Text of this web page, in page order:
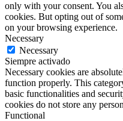
only with your consent. You
cookies. But opting out of
on your browsing experience.
Necessary
Necessary
Siempre activado
Necessary cookies are
function properly. This
basic functionalities and
cookies do not store any
Functional